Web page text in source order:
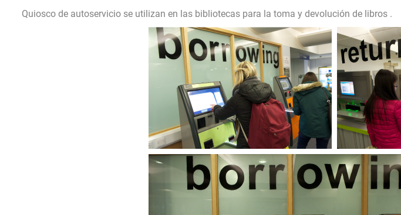
Quiosco de autoservicio se utilizan en las bibliotecas para la toma y devolución de libros .